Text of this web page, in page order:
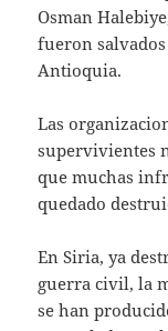
Osman
fueron
Antioquia.
Las
supervivientes
que muchas
quedado
En Siria, ya
guerra civil, la
se han